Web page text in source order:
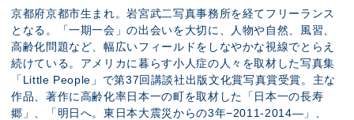
京都府京都市生まれ。岩宮武二写真事務所を経てフリーランス
となる。「一期一会」の出会いを大切に、人物や自然、風習、
高齢化問題など、幅広いフィールドをしなやかな視線でとらえ
続けている。アメリカに暮らす小人症の人々を取材した写真集
「Little People」で第37回講談社出版文化賞写真賞受賞。主な
作品、著作に高齢化率日本一の町を取材した「日本一の長寿
郷」、「明日へ。東日本大震災からの3年−2011-2014—」、